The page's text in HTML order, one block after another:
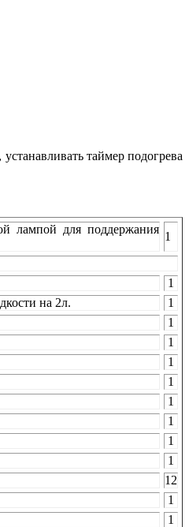
таймер подогрева
лампой для поддержания
1
1
на 2л.
1
1
1
1
1
1
1
1
1
12
1
1